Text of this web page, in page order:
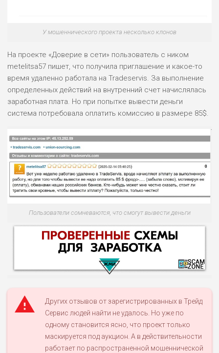
У мошеннического проекта несколько клонов
На проекте «Доверие в сети» пользователь с ником
metelitsa57 пишет, что получила приглашение и какое-то
время удаленно работала на Tradeservis. За выполнение
определенных действий на внутренний счет начислялась
заработная плата. Но при попытке вывести деньги
система потребовала оплатить комиссию в размере 85$.
Пользователи сомневаются, что смогут вывести деньги
НАЗВАНИЕ ОБЗОР
Других отзывов от зарегистрированных в Трейд
Сервис людей найти не удалось. Но уже по
одному становится ясно, что проект только
маскируется под аукцион. А в действительности
работает по распространенной мошеннической